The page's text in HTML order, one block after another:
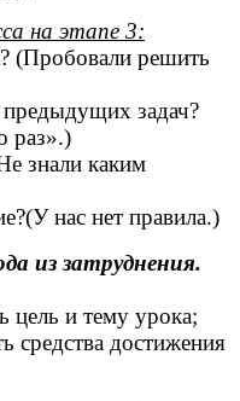
на этапе 3:
(Пробовали решить
предыдущих задач?
раз».)
знали каким
нас нет правила.)
из затруднения.
цель и тему урока;
средства достижения